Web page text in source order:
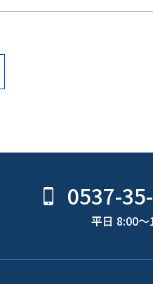
0537-
平日 8:00〜